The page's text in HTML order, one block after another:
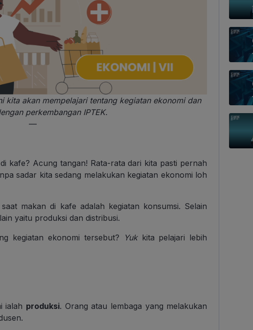
kita akan mempelajari tentang kegiatan ekonomi dan
perkembangan IPTEK.
—
kafe? Acung tangan! Rata-rata dari kita pasti pernah
sadar kita sedang melakukan kegiatan ekonomi loh
makan di kafe adalah kegiatan konsumsi. Selain
yaitu produksi dan distribusi.
kegiatan ekonomi tersebut?
Yukkita pelajari lebih
ialah produksi. Orang atau lembaga yang melakukan